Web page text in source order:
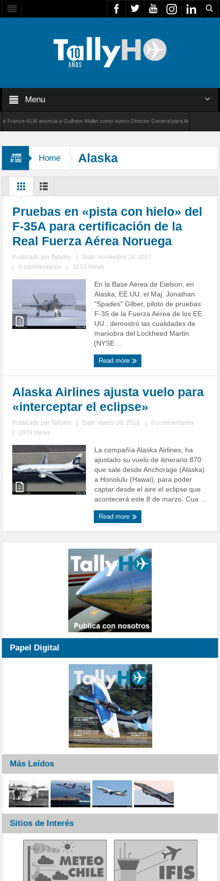
Menu
KLM anuncia a Guilhem Mallet como nuevo Director General para América Latina
Home Alaska
Pruebas en «pista con hielo» del
F-35A para certificación de la
Real Fuerza Aérea Noruega
Publicado porTallyHo
Date: noviembre 28, 2017
0 commentarios 3233 Views
En la Base Aérea de Eielson, en
Alaska, EE.UU. el Maj. Jonathan
"Spades" Gilber, piloto de pruebas
F-35 de la Fuerza Aérea de los EE.
UU., demostró las cualidades de
maniobra del Lockheed Martin
(NYSE ...
Read more
Alaska Airlines ajusta vuelo para
«interceptar el eclipse»
Publicado porTallyHo Date: marzo 08, 2016
0 commentarios
2979 Views
La compañía Alaska Airlines, ha
ajustado su vuelo de itinerario 870
que sale desde Anchorage (Alaska)
a Honolulu (Hawai), para poder
captar desde el aire el eclipse que
acontecerá este 8 de marzo. Cua ...
Read more
Papel Digital
Más Leídos
Sitios de Interés